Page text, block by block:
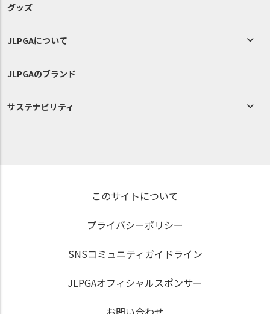
グッズ
JLPGAについて
JLPGAのブランド
サステナビリティ
このサイトについて
プライバシーポリシー
SNSコミュニティガイドライン
JLPGAオフィシャルスポンサー